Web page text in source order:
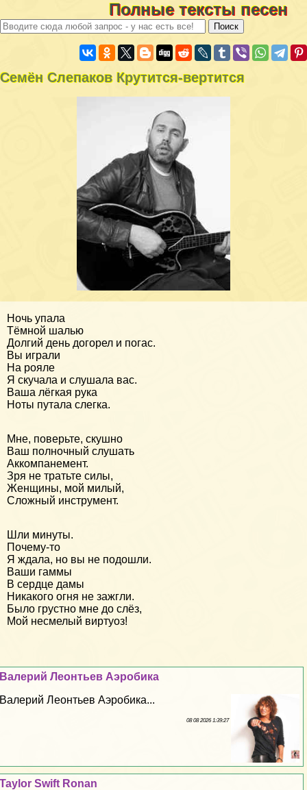
Полные тексты песен
Семён Слепаков Крутится-вертится
Ночь упала
Тёмной шалью
Долгий день догорел и погас.
Вы играли
На рояле
Я скучала и слушала вас.
Ваша лёгкая рука
Ноты путала слегка.
Мне, поверьте, скушно
Ваш полночный слушать
Аккомпанемент.
Зря не тратьте силы,
Женщины, мой милый,
Сложный инструмент.
Шли минуты.
Почему-то
Я ждала, но вы не подошли.
Ваши гаммы
В сердце дамы
Никакого огня не зажгли.
Было грустно мне до слёз,
Мой несмелый виртуоз!
Валерий Леонтьев Аэробика
Валерий Леонтьев Аэробика...
08 08 2026 1:39:27
Taylor Swift Ronan